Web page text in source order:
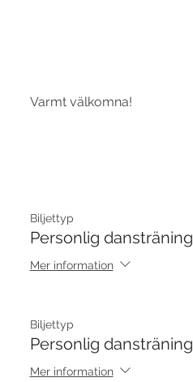
Varmt välkomna!
Biljettyp
Personlig dansträning
Mer information
Biljettyp
Personlig dansträning
Mer information